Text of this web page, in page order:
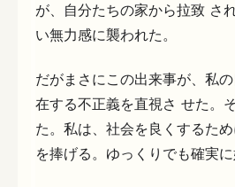
が、自分たちの家から拉致 さ
い無力感に襲われた。
だがまさにこの出来事が、私
在する不正義を直視さ せた。
た。私は、社会を良くするた
を捧げる。ゆっくりでも確実に